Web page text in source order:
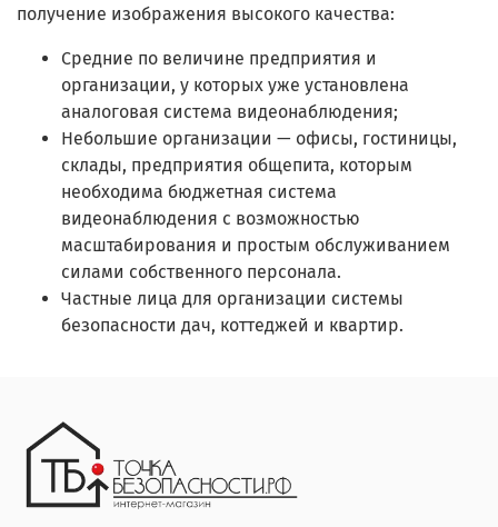
получение изображения высокого качества:
Средние по величине предприятия и
организации, у которых уже установлена
аналоговая система видеонаблюдения;
Небольшие организации — офисы, гостиницы,
склады, предприятия общепита, которым
необходима бюджетная система
видеонаблюдения с возможностью
масштабирования и простым обслуживанием
силами собственного персонала.
Частные лица для организации системы
безопасности дач, коттеджей и квартир.